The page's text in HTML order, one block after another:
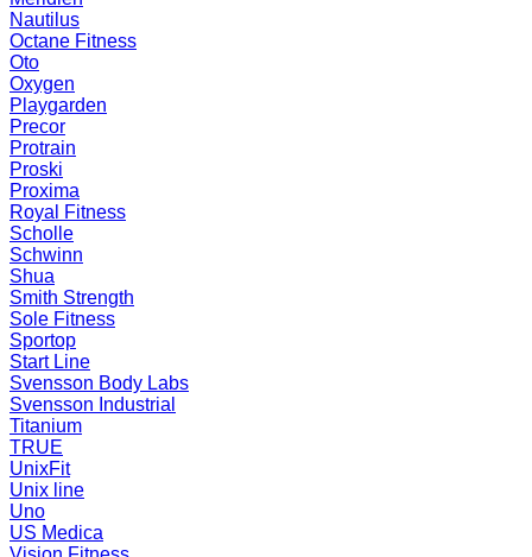
Nautilus
Octane Fitness
Oto
Oxygen
Playgarden
Precor
Protrain
Proski
Proxima
Royal Fitness
Scholle
Schwinn
Shua
Smith Strength
Sole Fitness
Sportop
Start Line
Svensson Body Labs
Svensson Industrial
Titanium
TRUE
UnixFit
Unix line
Uno
US Medica